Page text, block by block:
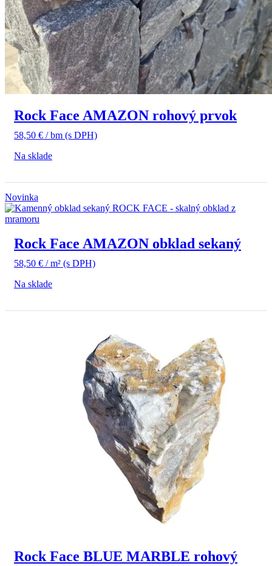
Rock Face AMAZON rohový prvok
58,50 € / bm (s DPH)
Na sklade
Novinka
Rock Face AMAZON obklad sekaný
58,50 € / m² (s DPH)
Na sklade
Rock Face BLUE MARBLE rohový